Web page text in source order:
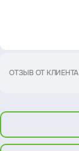
ОТЗЫВ ОТ КЛИЕНТА